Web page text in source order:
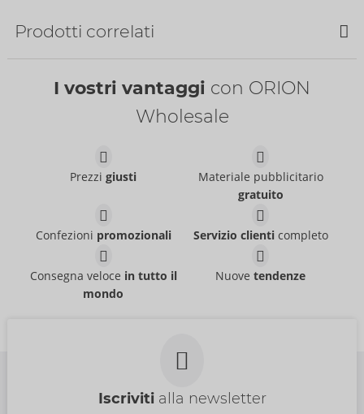
60 mm
Mister Size
PI:137,70 €
Prodotti correlati
60 mm
04173860000
64 mm
04173940000
I vostri vantaggi con ORION
Wholesale
Prezzigiusti
Materiale pubblicitario
gratuito
Confezioni promozionali Servizio clienticompleto
Consegna veloce in tutto il
mondo
Nuovetendenze
Iscrivitialla newsletter